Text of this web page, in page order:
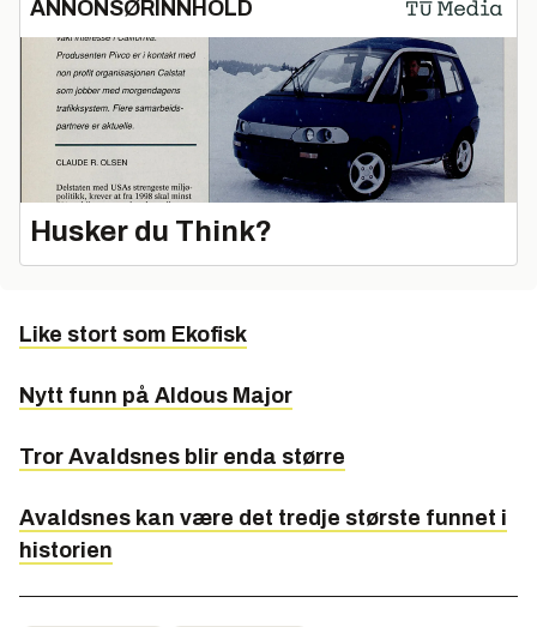
ANNONSØRINNHOLD
Husker du Think?
Like stort som Ekofisk
Nytt funn på Aldous Major
Tror Avaldsnes blir enda større
Avaldsnes kan være det tredje største funnet i
historien